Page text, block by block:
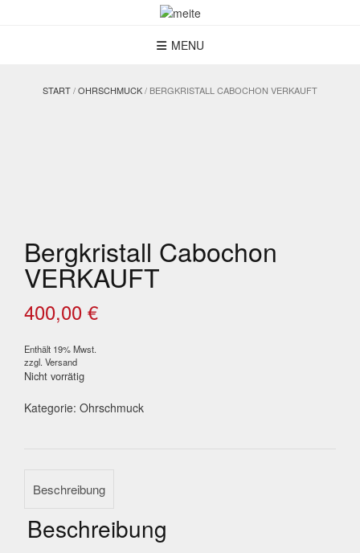
MENU
START/OHRSCHMUCK/ BERGKRISTALL CABOCHON VERKAUFT
Bergkristall Cabochon
VERKAUFT
400,00 €
Enthält 19% Mwst.
zzgl. Versand
Nicht vorrätig
Kategorie: Ohrschmuck
Beschreibung
Beschreibung